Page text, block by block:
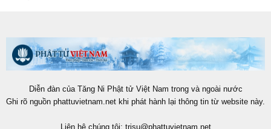
Diễn đàn của Tăng Ni Phật tử Việt Nam trong và ngoài nước
Ghi rõ nguồn phattuvietnam.net khi phát hành lại thông tin từ website này.
Liên hệ chúng tôi: trisu@phattuvietnam.net